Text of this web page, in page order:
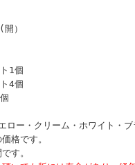
）
1個
4個
ロー・クリーム・ホワイト・
格です。
す。